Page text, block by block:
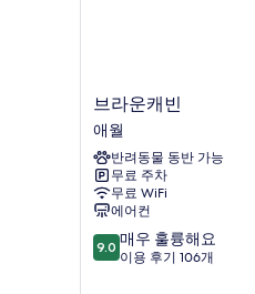
브
라
운
캐
빈
애
월
브라운캐빈
애월
반려동물 동반 가능
무료 주차
무료 WiFi
에어컨
10
점
9.0 매우 훌륭해요
이용 후기 106개